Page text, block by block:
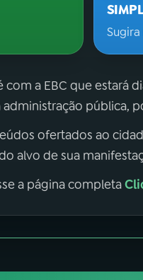
a EBC que estará
pública,
ofertados ao
alvo de sua
a página completa